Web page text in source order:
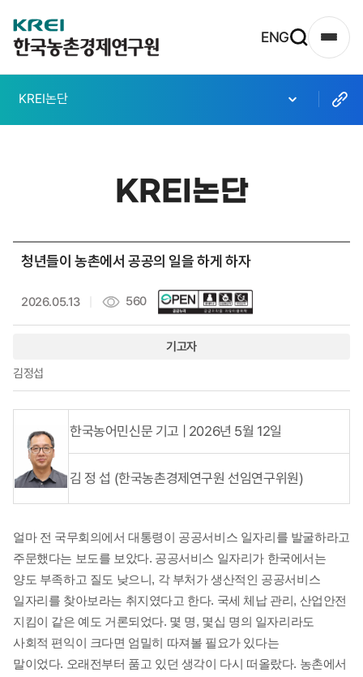
한
국
촌
원
고
ENG
트
맵
KREI논단
KREI논단
청년들이 농촌에서 공공의 일을 하게 하자
2026.05.13 560
기고자
김정섭
한국농어민신문 기고 | 2026년 5월 12일
김 정 섭 (한국농촌경제연구원 선임연구위원)
얼마 전 국무회의에서 대통령이 공공서비스 일자리를 발굴하라고
주문했다는 보도를 보았다. 공공서비스 일자리가 한국에서는
양도 부족하고 질도 낮으니, 각 부처가 생산적인 공공서비스
일자리를 찾아보라는 취지였다고 한다. 국세 체납 관리, 산업안전
지킴이 같은 예도 거론되었다. 몇 명, 몇십 명의 일자리라도
사회적 편익이 크다면 엄밀히 따져볼 필요가 있다는
말이었다. 오래전부터 품고 있던 생각이 다시 떠올랐다. 농촌에서